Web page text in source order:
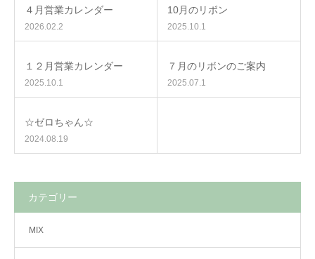
４月営業カレンダー
2026.02.2
10月のリボン
2025.10.1
１２月営業カレンダー
2025.10.1
７月のリボンのご案内
2025.07.1
☆ゼロちゃん☆
2024.08.19
カテゴリー
MIX